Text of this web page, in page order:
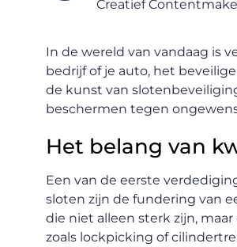
Creatief
In de wereld van vandaag is
bedrijf of je auto, het
de kunst van
beschermen tegen
Het belang van
Een van de eerste
sloten zijn de fundering van
die niet alleen sterk zijn,
zoals lockpicking of